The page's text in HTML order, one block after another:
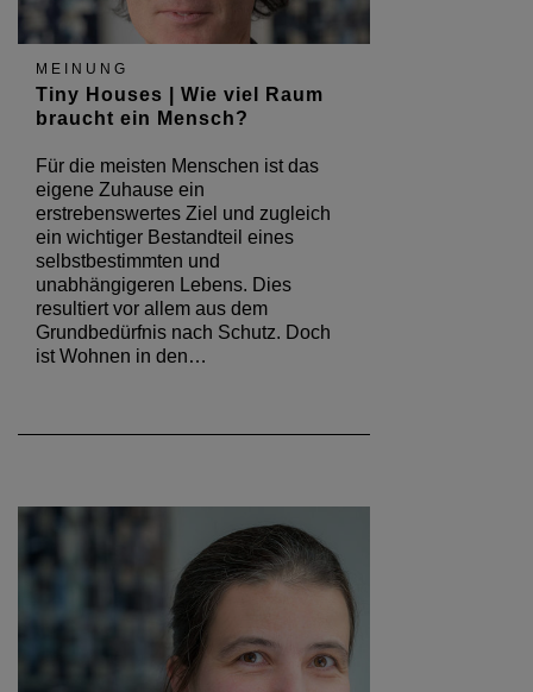
MEINUNG
Tiny Houses | Wie viel Raum
braucht ein Mensch?
Für die meisten Menschen ist das
eigene Zuhause ein
erstrebenswertes Ziel und zugleich
ein wichtiger Bestandteil eines
selbstbestimmten und
unabhängigeren Lebens. Dies
resultiert vor allem aus dem
Grundbedürfnis nach Schutz. Doch
ist Wohnen in den…